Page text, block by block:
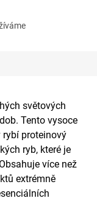
světových
Tento vysoce
proteinový
ryb, které je
více než
extrémně